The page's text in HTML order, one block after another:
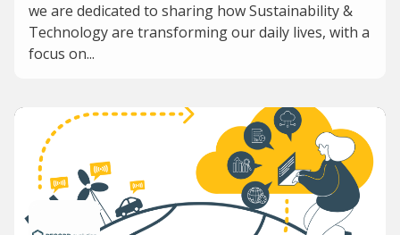
we are dedicated to sharing how Sustainability &
Technology are transforming our daily lives, with a
focus on...